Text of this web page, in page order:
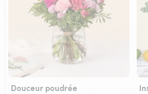
Douceur poudrée